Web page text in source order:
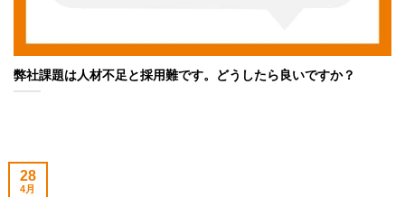
弊社課題は人材不足と採用難です。どうしたら良いですか？
28
4月